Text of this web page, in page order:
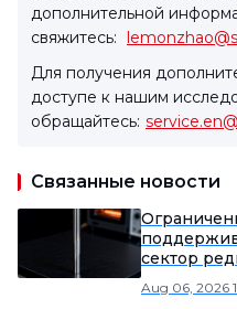
дополнительной
свяжитесь:
Для получения
доступе к нашим
обращайтесь:
Связанные новости
сектор
China
Aug 06, 2026